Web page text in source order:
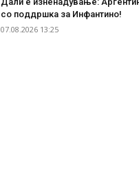
со поддршка за Инфантино!
07.08.2026 13:25